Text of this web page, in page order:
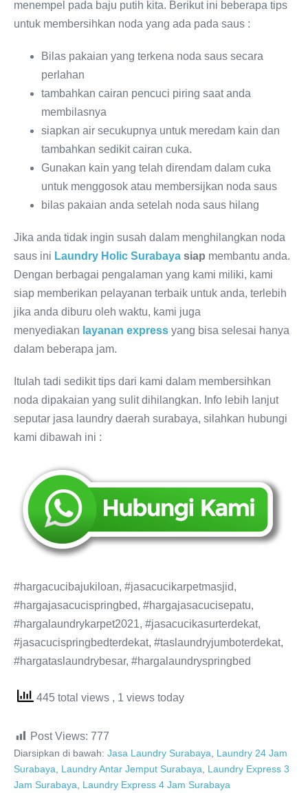
menempel pada baju putih kita. Berikut ini beberapa tips
untuk membersihkan noda yang ada pada saus :
Bilas pakaian yang terkena noda saus secara
perlahan
tambahkan cairan pencuci piring saat anda
membilasnya
siapkan air secukupnya untuk meredam kain dan
tambahkan sedikit cairan cuka.
Gunakan kain yang telah direndam dalam cuka
untuk menggosok atau membersijkan noda saus
bilas pakaian anda setelah noda saus hilang
Jika anda tidak ingin susah dalam menghilangkan noda
saus ini Laundry Holic Surabaya siap membantu anda.
Dengan berbagai pengalaman yang kami miliki, kami
siap memberikan pelayanan terbaik untuk anda, terlebih
jika anda diburu oleh waktu, kami juga
menyediakan layanan express yang bisa selesai hanya
dalam beberapa jam.
Itulah tadi sedikit tips dari kami dalam membersihkan
noda dipakaian yang sulit dihilangkan. Info lebih lanjut
seputar jasa laundry daerah surabaya, silahkan hubungi
kami dibawah ini :
#hargacucibajukiloan, #jasacucikarpetmasjid,
#hargajasacucispringbed, #hargajasacucisepatu,
#hargalaundrykarpet2021, #jasacucikasurterdekat,
#jasacucispringbedterdekat, #taslaundryjumboterdekat,
#hargataslaundrybesar, #hargalaundryspringbed
445 total views , 1 views today
Post Views: 777
Diarsipkan di bawah: Jasa Laundry Surabaya
Laundry 24 Jam
Surabaya
Laundry Antar Jemput Surabaya
Laundry Express 3
Jam Surabaya
Laundry Express 4 Jam Surabaya